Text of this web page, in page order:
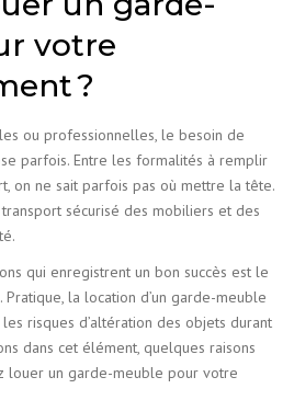
votre
?
ou professionnelles, le besoin de
parfois. Entre les formalités à remplir
on ne sait parfois pas où mettre la tête.
sécurisé des mobiliers et des
qui enregistrent un bon succès est le
la location d’un garde-meuble
risques d’altération des objets durant
dans cet élément, quelques raisons
louer un garde-meuble pour votre